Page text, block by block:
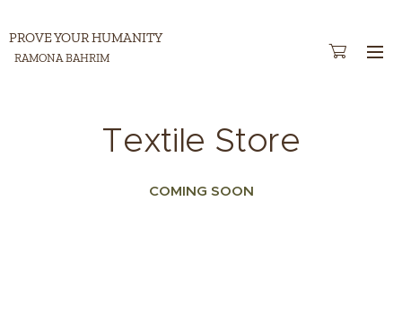
PROVE YOUR HUMANITY
RAMONA BAHRIM
Textile Store
COMING SOON